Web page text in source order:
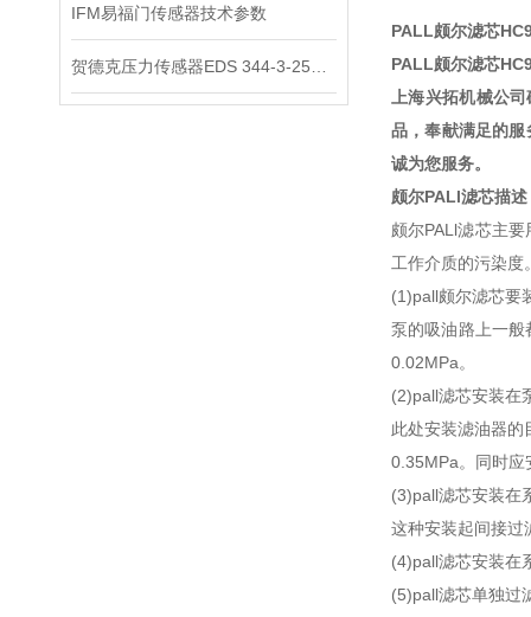
IFM易福门传感器技术参数
PALL颇尔滤芯
PALL颇尔滤芯
上海兴拓机械公
品，奉献满足的
诚为您服务。
颇尔PALl滤芯描述
颇尔PALl滤芯主
工作介质的污染度
(1)pall颇尔滤芯要
泵的吸油路上一
0.02MPa。
(2)pall滤芯安装在
此处安装滤油器
0.35MPa。同时应
(3)pall滤芯安装在
这种安装起间接过
(4)pall滤芯安装在
(5)pall滤芯单独过